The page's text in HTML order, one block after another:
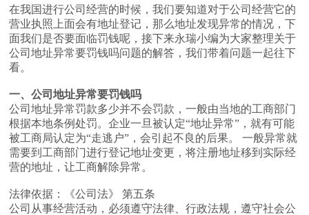
在我国进行公司经营的时候，我们要知道对于公司经营它的
营业执照上面会有地址登记，那么地址发现异常的情况，下
面我们是否要面临罚钱呢，接下来永瑞小编为大家整理关于
公司地址异常要罚钱吗问题的解答，我们带着问题一起往下
看。
一、公司地址异常要罚钱吗
公司地址异常罚款多少并不会罚款，一般由当地的工商部门
根据本地条例处罚。企业一旦被认定“地址异常”，就有可能
被工商局认定为“走逃户”，会引起不良的后果。 一般异常就
需要到工商部门进行登记地址变更，将注册地址移到实际经
营的地址，让工商解除异常。
法律依据：《公司法》 第五条
公司从事经营活动，必须遵守法律、行政法规，遵守社会公